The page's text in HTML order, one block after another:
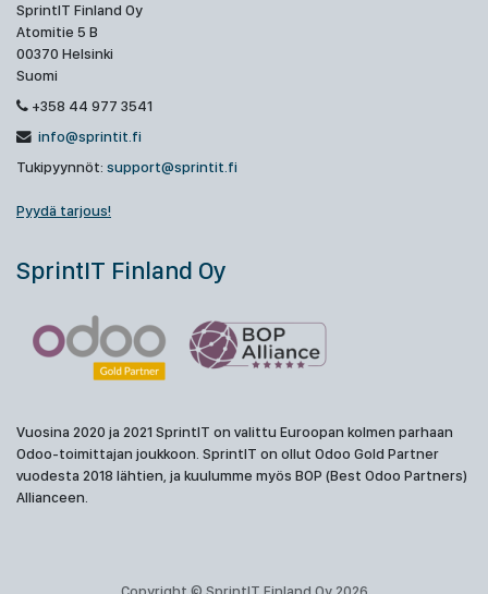
SprintIT Finland Oy
Atomitie 5 B
00370 Helsinki
Suomi
+358 44 977 3541
info@sprintit.fi
Tukipyynnöt: support@sprintit.fi
Pyydä tarjous!
SprintIT Finland Oy
Vuosina 2020 ja 2021 SprintIT on valittu Euroopan kolmen parhaan
Odoo-toimittajan joukkoon. SprintIT on ollut Odoo Gold Partner
vuodesta 2018 lähtien, ja kuulumme myös BOP (Best Odoo Partners)
Allianceen.
Copyright © SprintIT Finland Oy 2026